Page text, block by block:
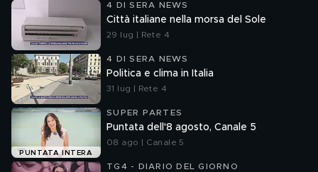
4 DI SERA NEWS
Città italiane nella morsa del Sole
29 lug | Rete 4
4 DI SERA NEWS
Politica e clima in Italia
31 lug | Rete 4
PUNTATA INTERA
SUPER PARTES
Puntata dell'8 agosto, Canale 5
08 ago | Canale 5
TG4 - DIARIO DEL GIORNO